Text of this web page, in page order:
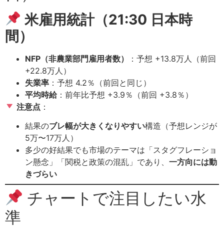
米雇用統計（21:30 日本時
間）
NFP（非農業部門雇用者数）
：予想 +13.8万人（前回
+22.8万人）
失業率 ：予想 4.2％（前回と同じ）
平均時給：前年比予想 +3.9％（前回 +3.8％）
注意点 ：
結果のブレ幅が大きくなりやすい構造（予想レンジが
5万〜17万人）
多少の好結果でも市場のテーマは「スタグフレーショ
ン懸念」「関税と政策の混乱」であり、 一方向には動
きづらい
チャートで注目したい水
準